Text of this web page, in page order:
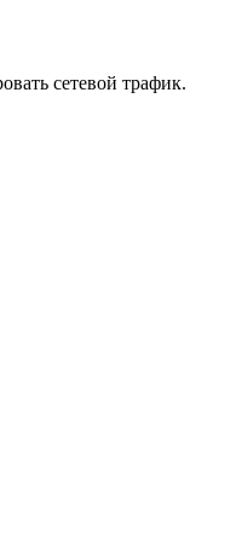
сетевой трафик.